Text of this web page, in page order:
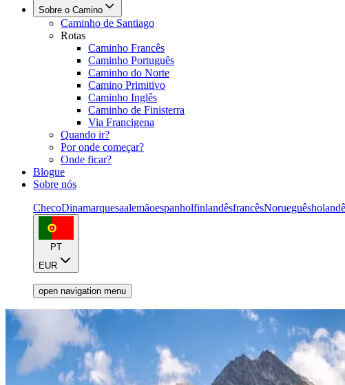
Sobre o Camino
Caminho de Santiago
Rotas
Caminho Francês
Caminho Português
Caminho do Norte
Camino Primitivo
Caminho Inglês
Caminho de Finisterra
Via Francigena
Quando ir?
Por onde começar?
Onde ficar?
Blogue
Sobre nós
ChecoDinamarquesaalemãoespanholfinlandêsfrancêsNorueguês
PT
EUR
open navigation menu